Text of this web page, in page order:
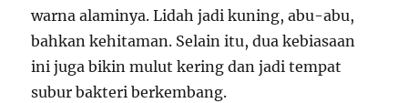
warna alaminya. Lidah jadi kuning, abu-abu,
bahkan kehitaman. Selain itu, dua kebiasaan
ini juga bikin mulut kering dan jadi tempat
subur bakteri berkembang.